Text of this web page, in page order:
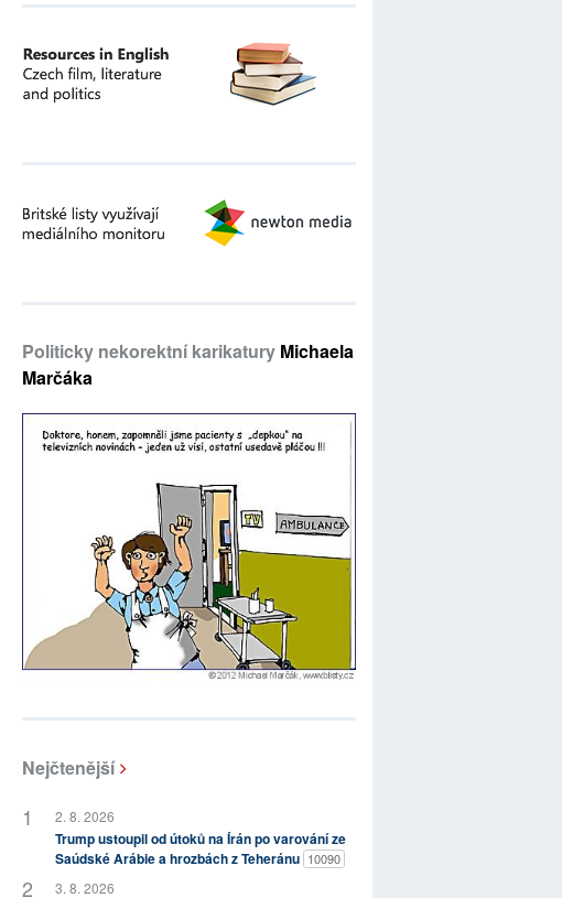
Politicky nekorektní karikatury Michaela
Marčáka
Nejčtenější
2. 8. 2026
Trump ustoupil od útoků na Írán po varování ze
Saúdské Arábie a hrozbách z Teheránu 10090
3. 8. 2026